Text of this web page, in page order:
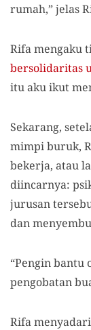
rumah,” jelas
Rifa mengaku
bersolidaritas
itu aku ikut
Sekarang,
mimpi buruk,
bekerja, atau
diincarnya:
jurusan
dan
“Pengin bantu
pengobatan
Rifa